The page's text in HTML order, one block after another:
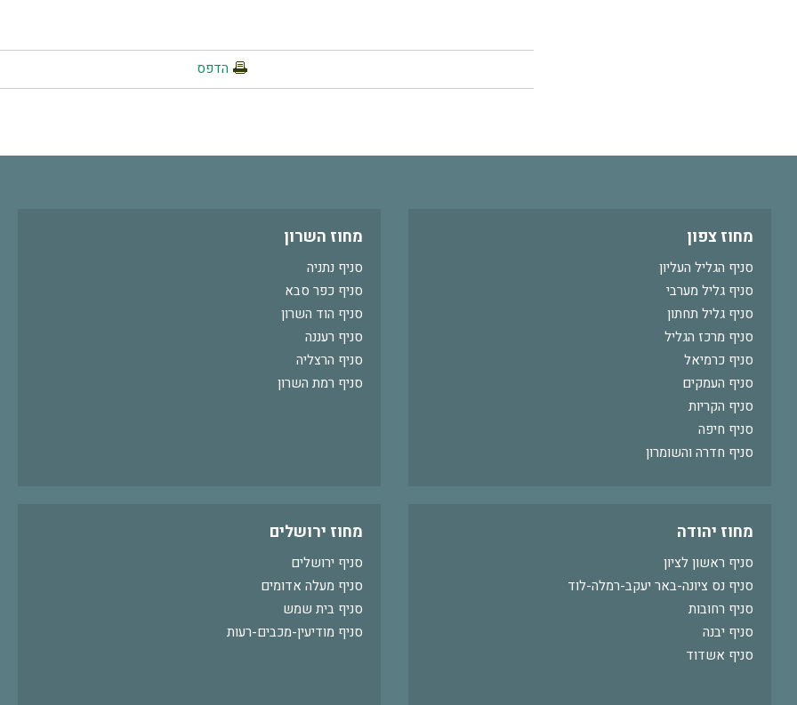
הדפס
מחוז צפון
סניף הגליל העליון
סניף גליל מערבי
סניף גליל תחתון
סניף מרכז הגליל
סניף כרמיאל
סניף העמקים
סניף הקריות
סניף חיפה
סניף חדרה והשומרון
מחוז השרון
סניף נתניה
סניף כפר סבא
סניף הוד השרון
סניף רעננה
סניף הרצליה
סניף רמת השרון
מחוז יהודה
סניף ראשון לציון
סניף נס ציונה-באר יעקב-רמלה-לוד
סניף רחובות
סניף יבנה
סניף אשדוד
מחוז ירושלים
סניף ירושלים
סניף מעלה אדומים
סניף בית שמש
סניף מודיעין-מכבים-רעות